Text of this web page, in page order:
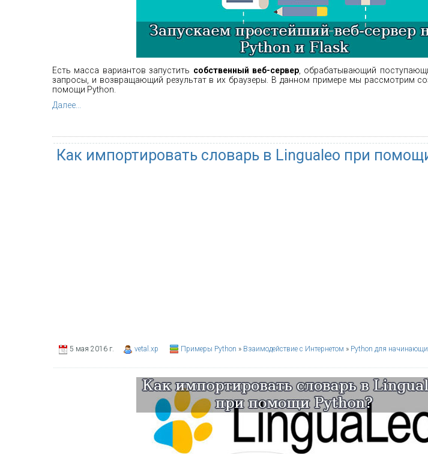
Есть масса вариантов запустить собственный веб-сервер , обрабатывающий
запросы, и возвращающий результат в их браузеры. В данном примере мы рассмотрим
помощи Python.
Далее...
Как импортировать словарь в Lingualeo при
5 мая 2016 г. vetal.xp Примеры Python » Взаимодействие с Интернетом » Python для